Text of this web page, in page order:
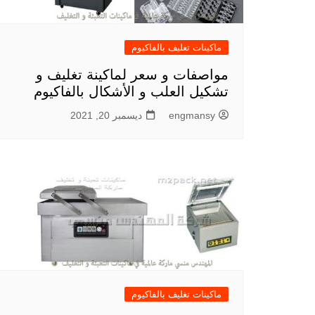
ماكينات تغليف بالفاكيوم
مواصفات و سعر لماكينة تغليف و
تشكيل العلب و الأشكال بالفاكيوم
engmansy ديسمبر 20, 2021
ماكينات تغليف بالفاكيوم